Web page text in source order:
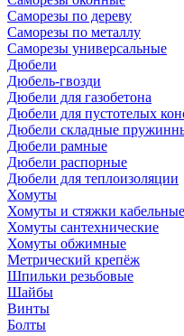
Саморезы по дереву
Саморезы по металлу
Саморезы универсальные
Дюбели
Дюбель-гвозди
Дюбели для газобетона
Дюбели для пустотелых
Дюбели складные
Дюбели рамные
Дюбели распорные
Дюбели для теплоизоляции
Хомуты
Хомуты и стяжки кабельные
Хомуты сантехнические
Хомуты обжимные
Метрический крепёж
Шпильки резьбовые
Шайбы
Винты
Болты